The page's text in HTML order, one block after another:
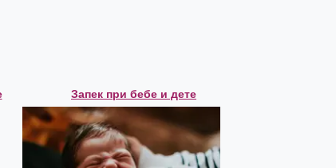
Запек при бебе и дете